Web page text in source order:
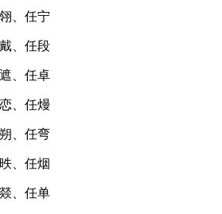
、任宁
、任段
、任卓
、任熳
、任弯
、任烟
、任单